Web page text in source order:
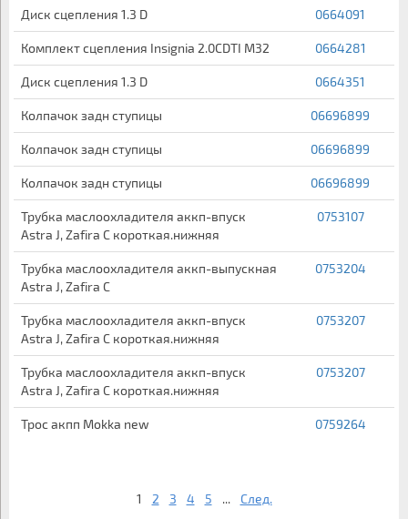
Диск сцепления 1.3 D 0664091
Комплект сцепления Insignia 2.0CDTI M32 0664281
Диск сцепления 1.3 D 0664351
Колпачок задн ступицы 06696899
Колпачок задн ступицы 06696899
Колпачок задн ступицы 06696899
Трубка маслоохладителя аккп-впуск
Astra J, Zafira C короткая.нижняя
0753107
Трубка маслоохладителя аккп-выпускная
Astra J, Zafira C
0753204
Трубка маслоохладителя аккп-впуск
Astra J, Zafira C короткая.нижняя
0753207
Трубка маслоохладителя аккп-впуск
Astra J, Zafira C короткая.нижняя
0753207
Трос акпп Mokka new 0759264
1 2 3 4 5 ... След.